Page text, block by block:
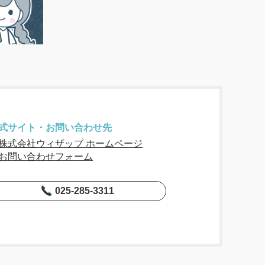
サイト・お問い合わせ先
式会社ウィザップ ホームページ
問い合わせフォーム
025-285-3311